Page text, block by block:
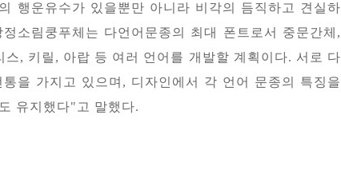
행운유수가 있을뿐만 아니라 비각의 듬직하고 견실하
소림쿵푸체는 다언어문종의 최대 폰트로서 중문간체,
, 키릴, 아랍 등 여러 언어를 개발할 계획이다. 서로 다
을 가지고 있으며, 디자인에서 각 언어 문종의 특징을
유지했다"고 말했다.